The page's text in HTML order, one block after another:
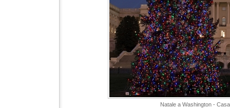
Natale a Washington -